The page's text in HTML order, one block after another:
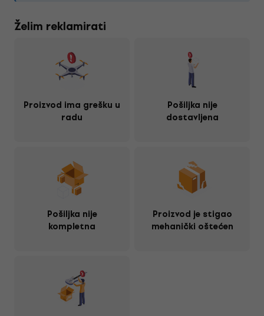
Želim reklamirati
Proizvod ima grešku u
radu
Pošiljka nije
dostavljena
Pošiljka nije
kompletna
Proizvod je stigao
mehanički oštećen